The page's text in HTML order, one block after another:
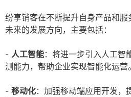
纷享销客在不断提升自身产品和
未来的发展方向，主要包括：
- 人工智能：将进一步引入人工智
测能力，帮助企业实现智能化运营。
- 移动化：加强移动端应用开发，